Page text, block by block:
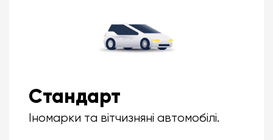
Стандарт
Іномарки та вітчизняні автомобілі.